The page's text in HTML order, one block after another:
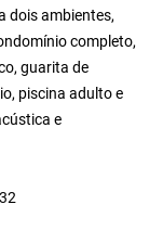
dois ambientes,
completo,
guarita de
piscina adulto e
e